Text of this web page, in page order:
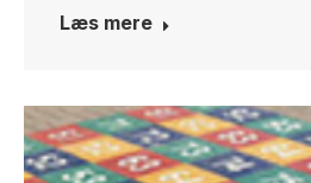
Læs mere